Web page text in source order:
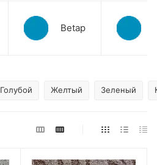
Betap
Голубой Желтый Зеленый